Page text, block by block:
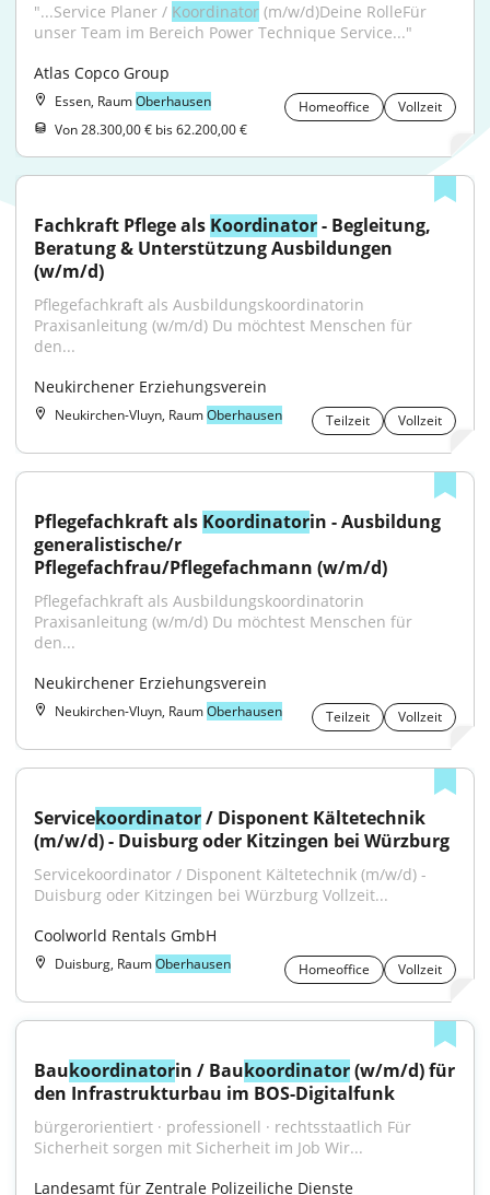
"...Service Planer / Koordinator (m/w/d)Deine RolleFür
unser Team im Bereich Power Technique Service..."
Atlas Copco Group
Essen, RaumOberhausen Homeoffice
Vollzeit
Von 28.300,00 € bis 62.200,00 €
Fachkraft Pflege als Koordinator - Begleitung,
Beratung & Unterstützung Ausbildungen
(w/m/d)
Pflegefachkraft als Ausbildungskoordinatorin
Praxisanleitung (w/m/d) Du möchtest Menschen für
den...
Neukirchener Erziehungsverein
Neukirchen-Vluyn, RaumOberhausen Teilzeit Vollzeit
Pflegefachkraft als Koordinatorin - Ausbildung
generalistische/r
Pflegefachfrau/Pflegefachmann (w/m/d)
Pflegefachkraft als Ausbildungskoordinatorin
Praxisanleitung (w/m/d) Du möchtest Menschen für
den...
Neukirchener Erziehungsverein
Neukirchen-Vluyn, RaumOberhausen Teilzeit Vollzeit
Servicekoordinator / Disponent Kältetechnik
(m/w/d) - Duisburg oder Kitzingen bei Würzburg
Servicekoordinator / Disponent Kältetechnik (m/w/d) -
Duisburg oder Kitzingen bei Würzburg Vollzeit...
Coolworld Rentals GmbH
Duisburg, RaumOberhausen Homeoffice Vollzeit
Baukoordinatorin / Baukoordinator (w/m/d) für
den Infrastrukturbau im BOS-Digitalfunk
bürgerorientiert · professionell · rechtsstaatlich Für
Sicherheit sorgen mit Sicherheit im Job Wir...
Landesamt für Zentrale Polizeiliche Dienste